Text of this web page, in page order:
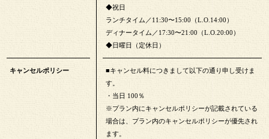
◆祝日
ランチタイム／11:30〜15:00（L.O.14:00）
ディナータイム／17:30〜21:00（L.O.20:00）
◆日曜日（定休日）
キャンセルポリシー
■キャンセル料につきまして以下の通り申し受けま
す。
・当日 100％
※プラン内にキャンセルポリシーが記載されている
場合は、プラン内のキャンセルポリシーが優先され
ます。